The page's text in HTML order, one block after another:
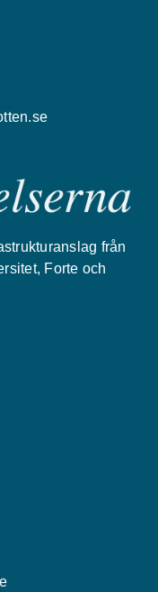
från
Forte och